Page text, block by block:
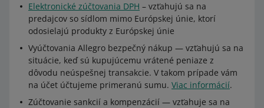
Elektronické zúčtovania DPH – vzťahujú sa na
predajcov so sídlom mimo Európskej únie, ktorí
odosielajú produkty z Európskej únie
Vyúčtovania Allegro bezpečný nákup — vzťahujú sa na
situácie, keď sú kupujúcemu vrátené peniaze z
dôvodu neúspešnej transakcie. V takom prípade vám
na účet účtujeme primeranú sumu. Viac informácií.
Zúčtovanie sankcií a kompenzácií — vzťahuje sa na